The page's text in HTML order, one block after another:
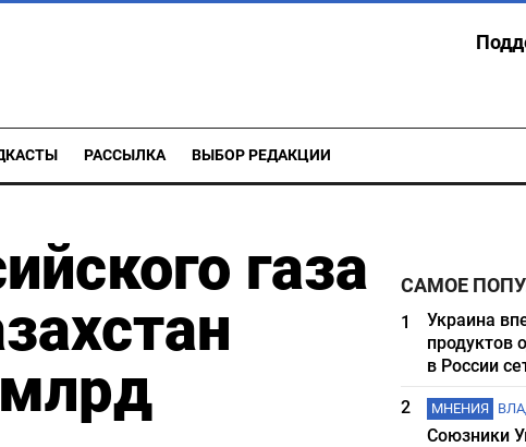
РАССЫЛКА ВЫБОР РЕДАКЦИИ
газа
САМОЕ
1
Украина
продуктов
в России
2
МНЕНИЯ
Союзники